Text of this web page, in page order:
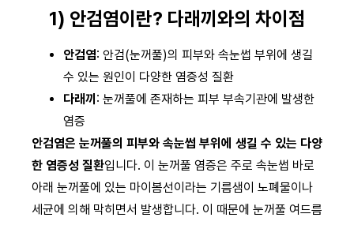
1) 안검염이란? 다래끼와의 차이점
안검염: 안검(눈꺼풀)의 피부와 속눈썹 부위에 생길
수 있는 원인이 다양한 염증성 질환
다래끼 : 눈꺼풀에 존재하는 피부 부속기관에 발생한
염증
안검염은 눈꺼풀의 피부와 속눈썹 부위에 생길 수 있는 다양
한 염증성 질환입니다. 이 눈꺼풀 염증은 주로 속눈썹 바로
아래 눈꺼풀에 있는 마이봄선이라는 기름샘이 노폐물이나
세균에 의해 막히면서 발생합니다. 이 때문에 눈꺼풀 여드름